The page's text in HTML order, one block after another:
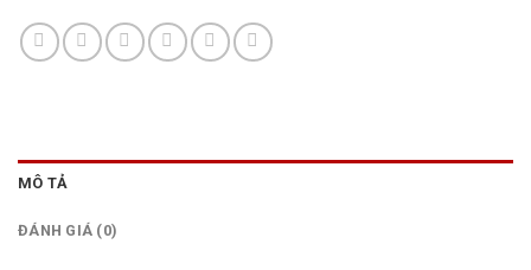
MÔ TẢ
ĐÁNH GIÁ (0)